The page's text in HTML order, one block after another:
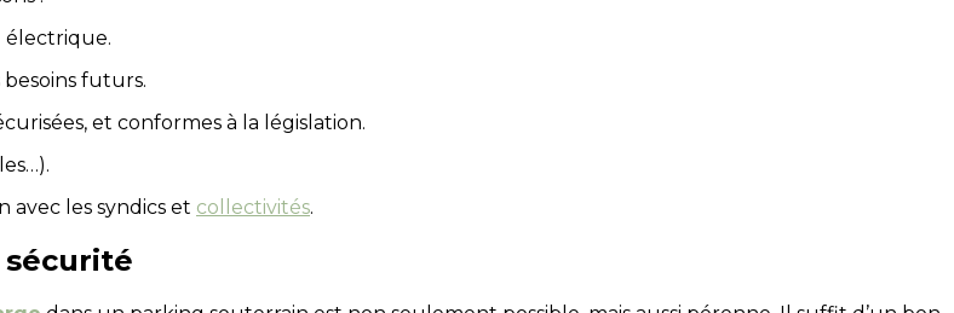
électrique.
futurs.
et conformes à la législation.
les syndics et collectivités.